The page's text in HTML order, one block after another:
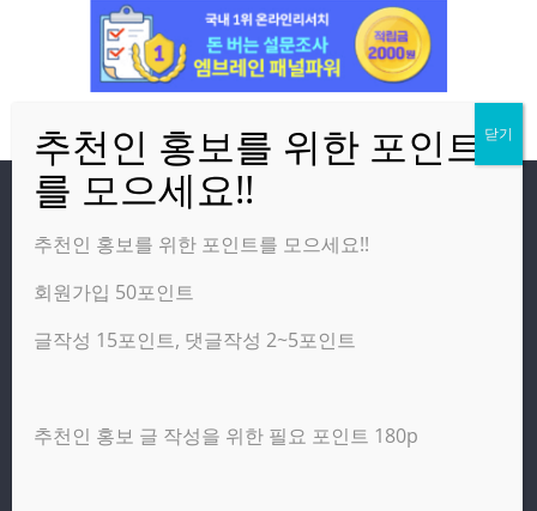
방문자
온라인 방문자:2
오늘의 조회수:1,473
광고 제휴 홍보 일반 문의 : apptechgo@naver.com
추천인 홍보를 위한 포인트를 모으세요!!
회원가입 50포인트
글작성 15포인트, 댓글작성 2~5포인트
추천인 홍보 글 작성을 위한 필요 포인트 180p